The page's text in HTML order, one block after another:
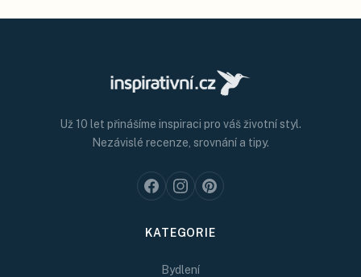
Už 10 let přinášíme inspiraci pro váš životní styl.
Nezávislé recenze, srovnání a tipy.
KATEGORIE
Bydlení